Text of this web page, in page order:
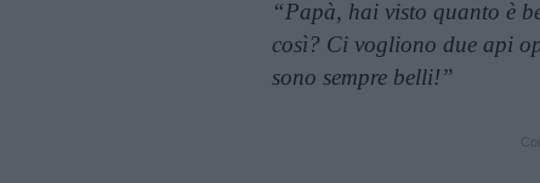
“Papà, hai visto quanto è
così? Ci vogliono due api
sono sempre belli!”